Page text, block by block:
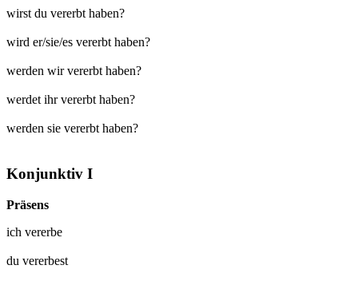
wirst du vererbt haben?
wird er/sie/es vererbt haben?
werden wir vererbt haben?
werdet ihr vererbt haben?
werden sie vererbt haben?
Konjunktiv I
Präsens
ich vererbe
du vererbest